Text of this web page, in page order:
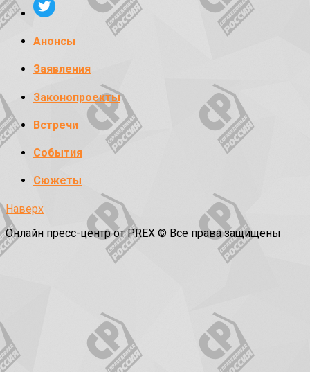
Анонсы
Заявления
Законопроекты
Встречи
События
Сюжеты
Наверх
Онлайн пресс-центр от PREX © Все права защищены